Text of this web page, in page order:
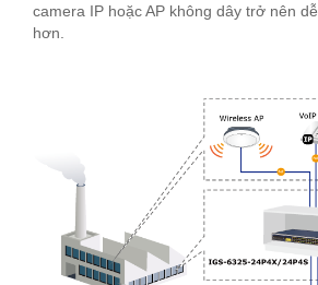
camera IP hoặc AP không dây trở nên
hơn.